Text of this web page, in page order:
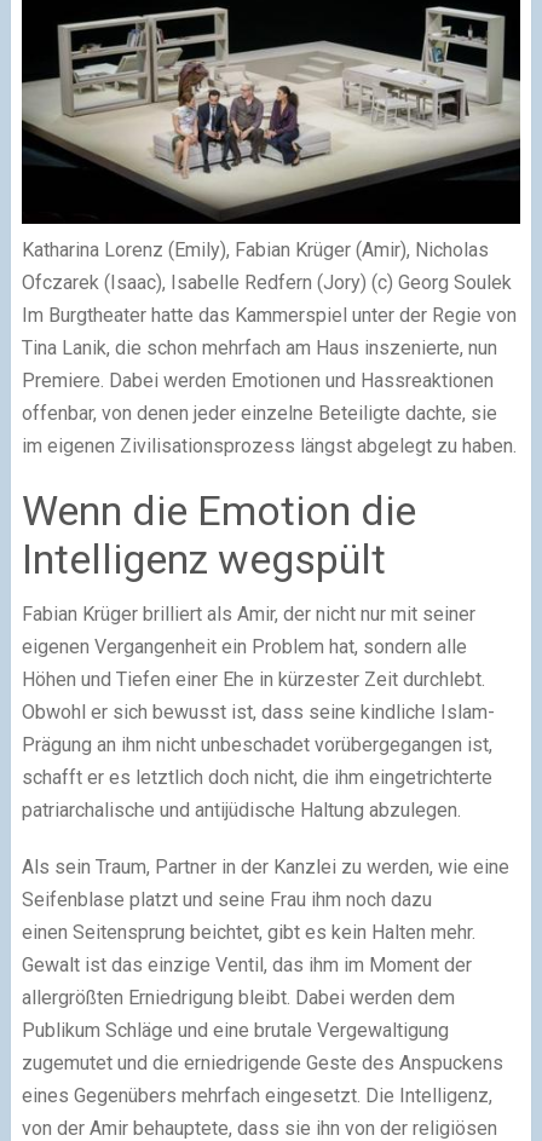
Katharina Lorenz (Emily), Fabian Krüger (Amir), Nicholas
Ofczarek (Isaac), Isabelle Redfern (Jory) (c) Georg Soulek
Im Burgtheater hatte das Kammerspiel unter der Regie von
Tina Lanik, die schon mehrfach am Haus inszenierte, nun
Premiere. Dabei werden Emotionen und Hassreaktionen
offenbar, von denen jeder einzelne Beteiligte dachte, sie
im eigenen Zivilisationsprozess längst abgelegt zu haben.
Wenn die Emotion die
Intelligenz wegspült
Fabian Krüger brilliert als Amir, der nicht nur mit seiner
eigenen Vergangenheit ein Problem hat, sondern alle
Höhen und Tiefen einer Ehe in kürzester Zeit durchlebt.
Obwohl er sich bewusst ist, dass seine kindliche Islam-
Prägung an ihm nicht unbeschadet vorübergegangen ist,
schafft er es letztlich doch nicht, die ihm eingetrichterte
patriarchalische und antijüdische Haltung abzulegen.
Als sein Traum, Partner in der Kanzlei zu werden, wie eine
Seifenblase platzt und seine Frau ihm noch dazu
einen Seitensprung beichtet, gibt es kein Halten mehr.
Gewalt ist das einzige Ventil, das ihm im Moment der
allergrößten Erniedrigung bleibt. Dabei werden dem
Publikum Schläge und eine brutale Vergewaltigung
zugemutet und die erniedrigende Geste des Anspuckens
eines Gegenübers mehrfach eingesetzt. Die Intelligenz,
von der Amir behauptete, dass sie ihn von der religiösen